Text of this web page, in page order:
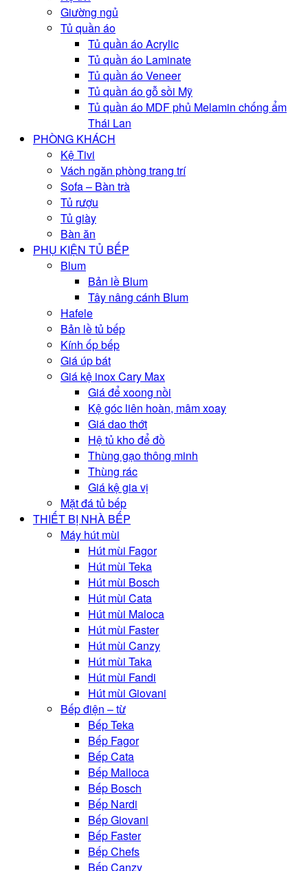
Giường ngủ
Tủ quần áo
Tủ quần áo Acrylic
Tủ quần áo Laminate
Tủ quần áo Veneer
Tủ quần áo gỗ sồi Mỹ
Tủ quần áo MDF phủ Melamin chống ẩm
Thái Lan
PHÒNG KHÁCH
Kệ Tivi
Vách ngăn phòng trang trí
Sofa – Bàn trà
Tủ rượu
Tủ giày
Bàn ăn
PHỤ KIỆN TỦ BẾP
Blum
Bản lề Blum
Tây nâng cánh Blum
Hafele
Bản lề tủ bếp
Kính ốp bếp
Giá úp bát
Giá kệ inox Cary Max
Giá để xoong nồi
Kệ góc liên hoàn, mâm xoay
Giá dao thớt
Hệ tủ kho để đồ
Thùng gạo thông minh
Thùng rác
Giá kệ gia vị
Mặt đá tủ bếp
THIẾT BỊ NHÀ BẾP
Máy hút mùi
Hút mùi Fagor
Hút mùi Teka
Hút mùi Bosch
Hút mùi Cata
Hút mùi Maloca
Hút mùi Faster
Hút mùi Canzy
Hút mùi Taka
Hút mùi Fandi
Hút mùi Giovani
Bếp điện – từ
Bếp Teka
Bếp Fagor
Bếp Cata
Bếp Malloca
Bếp Bosch
Bếp Nardi
Bếp Giovani
Bếp Faster
Bếp Chefs
Bếp Canzy